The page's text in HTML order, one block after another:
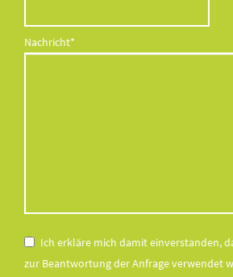
Pflichtfeld
Nachricht*
Ich erkläre mich damit einverstanden,
zur Beantwortung der Anfrage verwendet